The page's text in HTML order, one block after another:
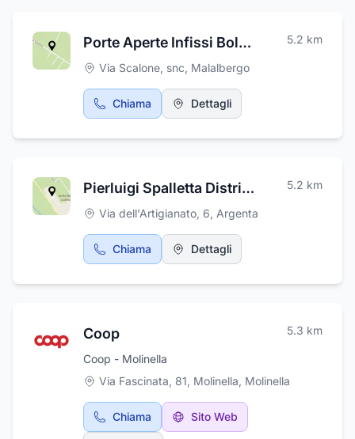
Porte Aperte Infissi Bologna Snc 5.2 km
Via Scalone, snc, Malalbergo
Chiama Dettagli
Pierluigi Spalletta Distributore Indipendente Herbalife 5.2 km
Via dell'Artigianato, 6, Argenta
Chiama Dettagli
Coop 5.3 km
Coop - Molinella
Via Fascinata, 81, Molinella, Molinella
Chiama Sito Web